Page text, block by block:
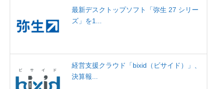
最新デスクトップソフト「弥生 27 シリー
ズ」を1...
経営支援クラウド「bixid（ビサイド）」、
決算報...